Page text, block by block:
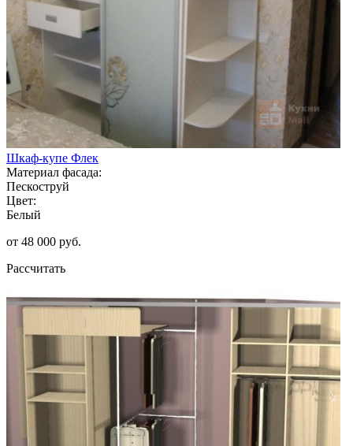
Шкаф-купе Флек
Материал фасада:
Пескоструй
Цвет:
Белый
от 48 000 руб.
Рассчитать